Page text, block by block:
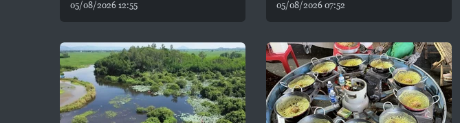
05/08/2026 12:55 05/08/2026 07:52